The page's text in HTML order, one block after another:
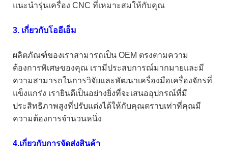
แนะนำรุ่นเครื่อง CNC ที่เหมาะสมให้กับคุณ
3. เกี่ยวกับโออีเอ็ม
ผลิตภัณฑ์ของเราสามารถเป็น OEM ตรงตามความ
ต้องการพิเศษของคุณ เรามีประสบการณ์มากมายและมี
ความสามารถในการวิจัยและพัฒนาเครื่องมือเครื่องจักรที่
แข็งแกร่ง เรายินดีเป็นอย่างยิ่งที่จะเสนออุปกรณ์ที่มี
ประสิทธิภาพสูงที่ปรับแต่งได้ให้กับคุณตราบเท่าที่คุณมี
ความต้องการจำนวนหนึ่ง
4.เกี่ยวกับการจัดส่งสินค้า